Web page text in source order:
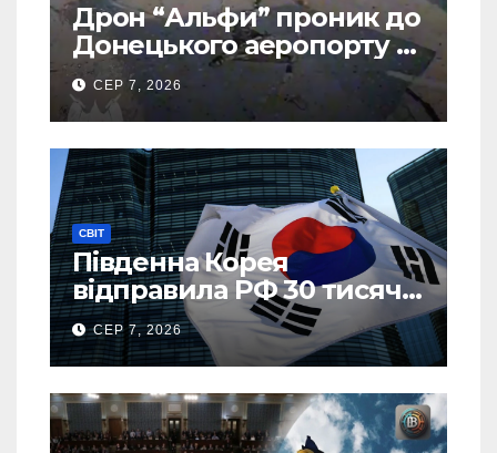
Дрон “Альфи” проник до
Донецького аеропорту та
спалив “Шахед” ще до
запуску
СЕР 7, 2026
СВІТ
Південна Корея
відправила РФ 30 тисяч
тонн авіапалива
СЕР 7, 2026